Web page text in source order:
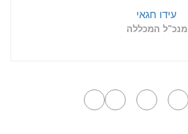
עידו חגאי
מנכ"ל המכללה